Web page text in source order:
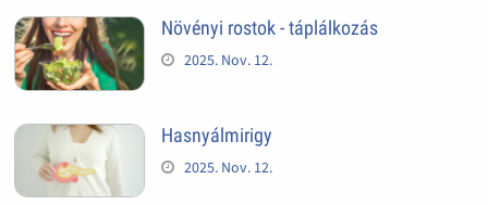
Növényi rostok - táplálkozás
2025. Nov. 12.
Hasnyálmirigy
2025. Nov. 12.